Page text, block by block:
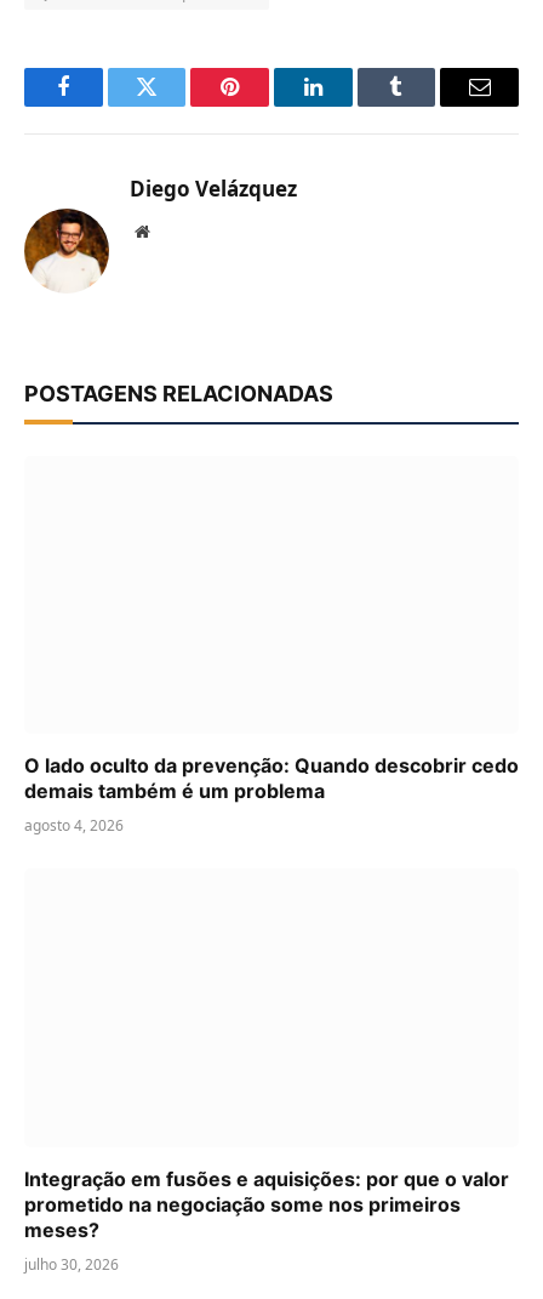
FacebookTwitter Pinterest LinkedInTumblr Email
Diego Velázquez
Website
POSTAGENS RELACIONADAS
O lado oculto da prevenção: Quando descobrir cedo
demais também é um problema
agosto 4, 2026
Integração em fusões e aquisições: por que o valor
prometido na negociação some nos primeiros
meses?
julho 30, 2026